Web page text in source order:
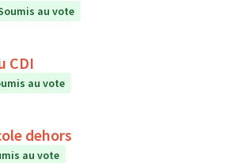
au vote
CDI
au vote
dehors
au vote